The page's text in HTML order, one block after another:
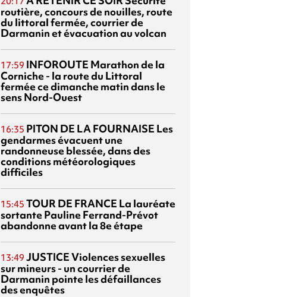
routière, concours de nouilles, route
du littoral fermée, courrier de
Darmanin et évacuation au volcan
17:59 INFOROUTE Marathon de la
Corniche - la route du Littoral
fermée ce dimanche matin dans le
sens Nord-Ouest
16:35 PITON DE LA FOURNAISE Les
gendarmes évacuent une
randonneuse blessée, dans des
conditions météorologiques
difficiles
15:45 TOUR DE FRANCE La lauréate
sortante Pauline Ferrand-Prévot
abandonne avant la 8e étape
13:49 JUSTICEViolences sexuelles
sur mineurs - un courrier de
Darmanin pointe les défaillances
des enquêtes